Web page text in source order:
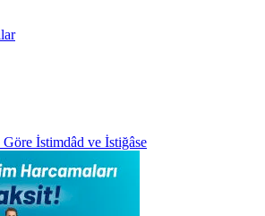
İstimdâd ve İstiğâse